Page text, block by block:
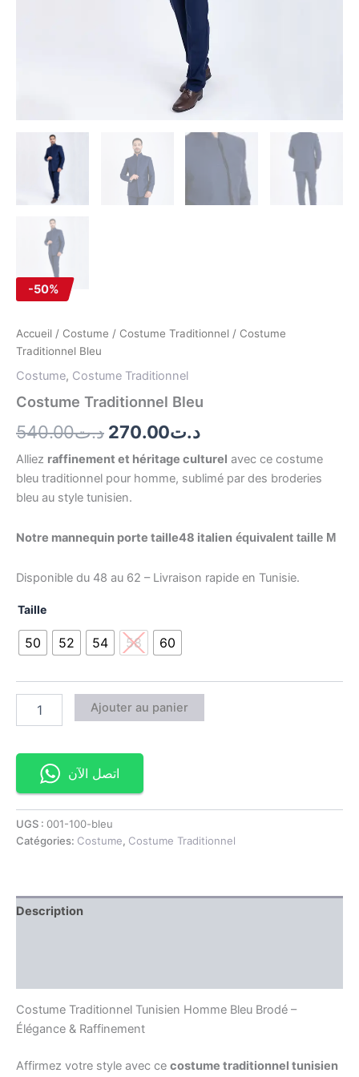
-50%
Accueil / Costume / Costume Traditionnel / Costume
Traditionnel Bleu
Costume, Costume Traditionnel
Costume Traditionnel Bleu
د.ت540.00 د.ت270.00
Alliez raffinement et héritage culturel avec ce costume
bleu traditionnel pour homme, sublimé par des broderies
bleu au style tunisien.
Notre mannequin porte taille48 italien équivalent taille M
Disponible du 48 au 62 – Livraison rapide en Tunisie.
Taille
50 52 54 58 60
Ajouter au panier
اتصل الآن
UGS : 001-100-bleu
Catégories: Costume, Costume Traditionnel
Description
Costume Traditionnel Tunisien Homme Bleu Brodé –
Élégance & Raffinement
Affirmez votre style avec ce costume traditionnel tunisien